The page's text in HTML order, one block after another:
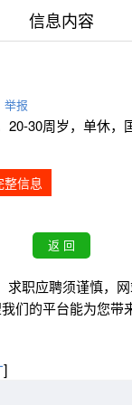
信息内容
举报
20-30周岁，单休，
整信息
求职应聘须谨慎，
们的平台能为您带
]